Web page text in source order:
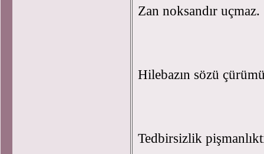
Zan noksandır uçmaz.
Hilebazın sözü
Tedbirsizlik